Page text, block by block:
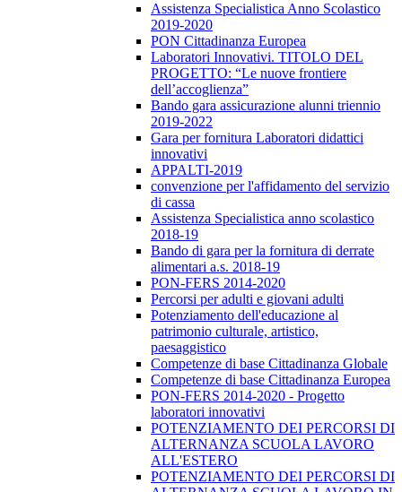
Assistenza Specialistica Anno Scolastico
2019-2020
PON Cittadinanza Europea
Laboratori Innovativi. TITOLO DEL
PROGETTO: “Le nuove frontiere
dell’accoglienza”
Bando gara assicurazione alunni triennio
2019-2022
Gara per fornitura Laboratori didattici
innovativi
APPALTI-2019
convenzione per l'affidamento del servizio
di cassa
Assistenza Specialistica anno scolastico
2018-19
Bando di gara per la fornitura di derrate
alimentari a.s. 2018-19
PON-FERS 2014-2020
Percorsi per adulti e giovani adulti
Potenziamento dell'educazione al
patrimonio culturale, artistico,
paesaggistico
Competenze di base Cittadinanza Globale
Competenze di base Cittadinanza Europea
PON-FERS 2014-2020 - Progetto
laboratori innovativi
POTENZIAMENTO DEI PERCORSI DI
ALTERNANZA SCUOLA LAVORO
ALL'ESTERO
POTENZIAMENTO DEI PERCORSI DI